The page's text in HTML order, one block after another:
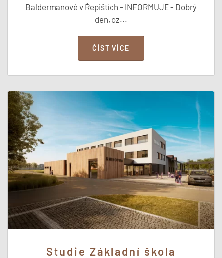
Baldermanové v Řepištích - INFORMUJE - Dobrý
den, oz...
ČÍST VÍCE
Studie Základní škola